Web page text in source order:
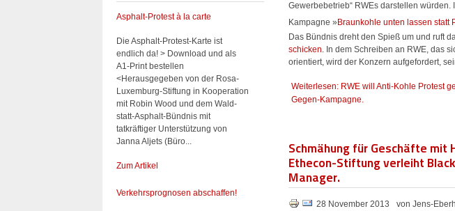
Asphalt-Protest à la carte
Die Asphalt-Protest-Karte ist
endlich da! > Download und als
A1-Print bestellen
<Herausgegeben von der Rosa-
Luxemburg-Stiftung in Kooperation
mit Robin Wood und dem Wald-
statt-Asphalt-Bündnis mit
tatkräftiger Unterstützung von
Janna Aljets (Büro...
Zum Artikel
Verkehrsprognosen abschaffen!
Gewerbebetrieb“ RWEs darstellen
Kampagne » Braunkohle unten lassen statt
Das Bündnis dreht den Spieß um und ruft
schicken. In dem Schreiben an RWE, das
orientiert, wird der Konzern aufgefordert,
Weiterlesen: RWE will Anti-Kohle Protest
Gegen-Kampagne.
Schmähung für Geschäfte mit
Ethecon-Stiftung verleiht
Manager.
28 November 2013 von Jens-